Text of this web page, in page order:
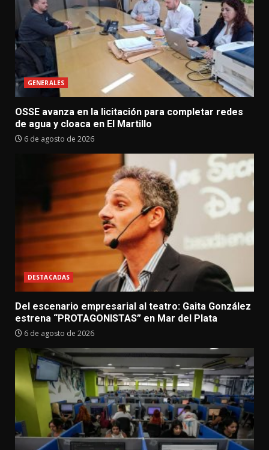
GENERALES
OSSE avanza en la licitación para completar redes
de agua y cloaca en El Martillo
6 de agosto de 2026
DESTACADAS
Del escenario empresarial al teatro: Gaita González
estrena “PROTAGONISTAS” en Mar del Plata
6 de agosto de 2026